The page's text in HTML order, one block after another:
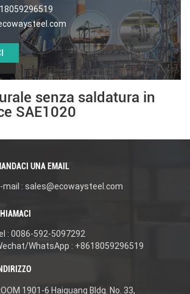
senza saldatura in
SAE1020
UNA EMAIL
mail : sales@ecowaysteel.com
: 0086-592-5097292
WhatsApp : +8618059296519
1901-6 Haiguang Bldg. No. 33,